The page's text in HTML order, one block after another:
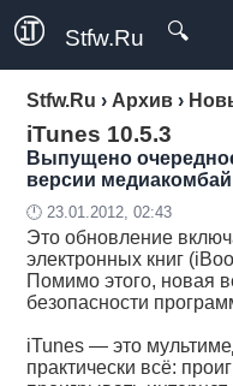
Stfw.Ru 🔍
Stfw.Ru › Архив ›
iTunes 10.5.3
Выпущено
версии
🕛 23.01.2012, 02:43
Это обновление
электронных книг
Помимо этого, новая
безопасности
iTunes — это
практически всё: